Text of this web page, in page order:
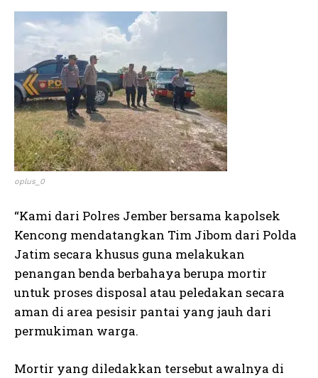
oplus_0
“Kami dari Polres Jember bersama kapolsek
Kencong mendatangkan Tim Jibom dari Polda
Jatim secara khusus guna melakukan
penangan benda berbahaya berupa mortir
untuk proses disposal atau peledakan secara
aman di area pesisir pantai yang jauh dari
permukiman warga.
Mortir yang diledakkan tersebut awalnya di